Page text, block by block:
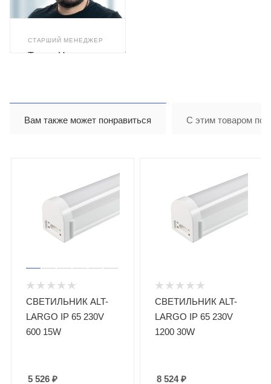
СТАРШИЙ МЕНЕДЖЕР
Тимур Назиров
Вам также может понравиться С этим товаром
СВЕТИЛЬНИК ALT-
LARGO IP 65 230V
600 15W
5 526 ₽
СВЕТИЛЬНИК ALT-
LARGO IP 65 230V
1200 30W
8 524₽